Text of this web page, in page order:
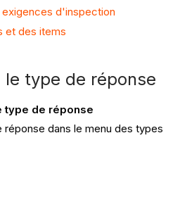
d'inspection
et des items
type de réponse
type de réponse
dans le menu des types